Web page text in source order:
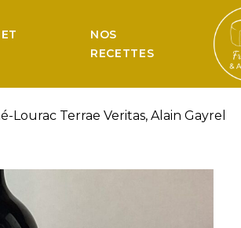
NOS
RECETTES
Lourac Terrae Veritas, Alain Gayrel